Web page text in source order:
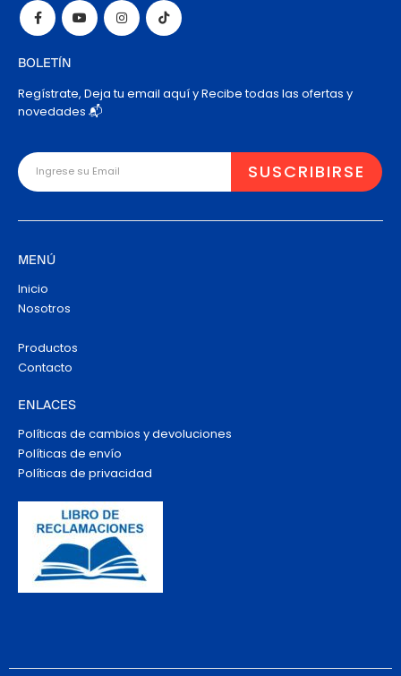
BOLETÍN
Regístrate, Deja tu email aquí y Recibe todas las ofertas y
novedades 📬
MENÚ
Inicio
Nosotros
Productos
Contacto
ENLACES
Políticas de cambios y devoluciones
Políticas de envío
Políticas de privacidad